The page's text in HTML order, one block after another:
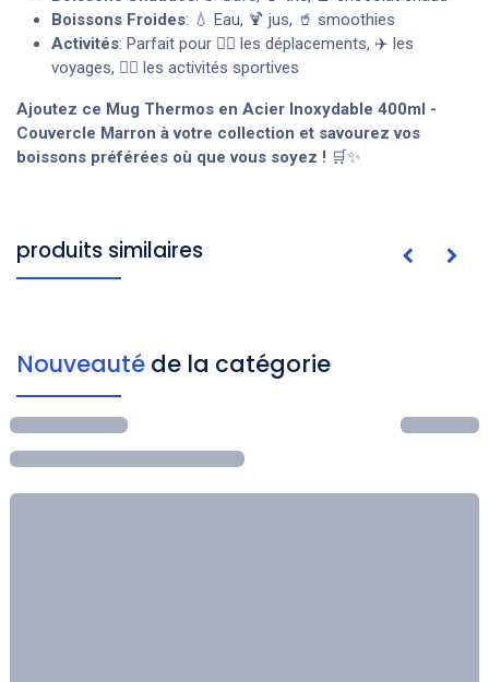
Boissons Froides: 💧 Eau, 🍹 jus, 🥤 smoothies
Activités: Parfait pour 🚶‍♂️ les déplacements, ✈️ les
voyages, 🏃‍♀️ les activités sportives
Ajoutez ce Mug Thermos en Acier Inoxydable 400ml -
Couvercle Marron à votre collection et savourez vos
boissons préférées où que vous soyez ! 🛒✨
produits similaires
Nouveauté de la catégorie